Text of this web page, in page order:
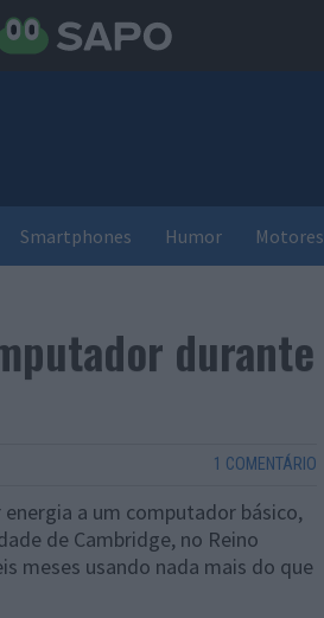
Smartphones Humor Motores
durante
1 COMENTÁRIO
a um computador básico,
de Cambridge, no Reino
meses usando nada mais do que